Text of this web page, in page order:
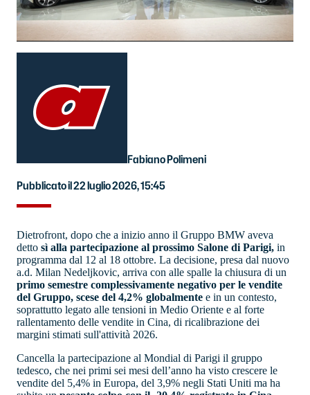
Fabiano Polimeni
Pubblicato il 22 luglio 2026, 15:45
Dietrofront, dopo che a inizio anno il Gruppo BMW aveva
detto sì alla partecipazione al prossimo Salone di Parigi, in
programma dal 12 al 18 ottobre. La decisione, presa dal nuovo
a.d. Milan Nedeljkovic, arriva con alle spalle la chiusura di un
primo semestre complessivamente negativo per le vendite
del Gruppo, scese del 4,2% globalmente e in un contesto,
soprattutto legato alle tensioni in Medio Oriente e al forte
rallentamento delle vendite in Cina, di ricalibrazione dei
margini stimati sull'attività 2026.
Cancella la partecipazione al Mondial di Parigi il gruppo
tedesco, che nei primi sei mesi dell’anno ha visto crescere le
vendite del 5,4% in Europa, del 3,9% negli Stati Uniti ma ha